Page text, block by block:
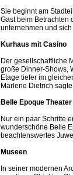
Sie beginnt am
Gast beim Betrachten
unternehmen und
Kurhaus mit Casino
Der gesellschaftliche
große Dinner-Shows,
Etage tiefer im
Marlene Dietrich
Belle Epoque Theater
Nur ein paar Schritte
wunderschöne Belle
beachtenswertes
Museen
In seiner modernen